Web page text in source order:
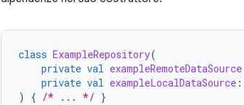
class ExampleRepository(
private val exampleRemoteDataSource
private val exampleLocalDataSource :
)
{ /* ... */ }